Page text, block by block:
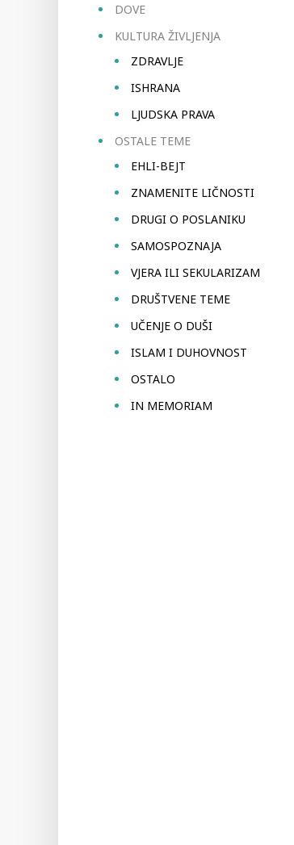
DOVE
KULTURA ŽIVLJENJA
ZDRAVLJE
ISHRANA
LJUDSKA PRAVA
OSTALE TEME
EHLI-BEJT
ZNAMENITE LIČNOSTI
DRUGI O POSLANIKU
SAMOSPOZNAJA
VJERA ILI SEKULARIZAM
DRUŠTVENE TEME
UČENJE O DUŠI
ISLAM I DUHOVNOST
OSTALO
IN MEMORIAM